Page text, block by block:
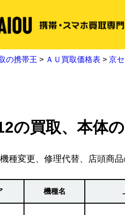
の携帯王 > ＡＵ買取価格表 > 京
の買取、本体
機種変更、修理代替、店頭商
機種名